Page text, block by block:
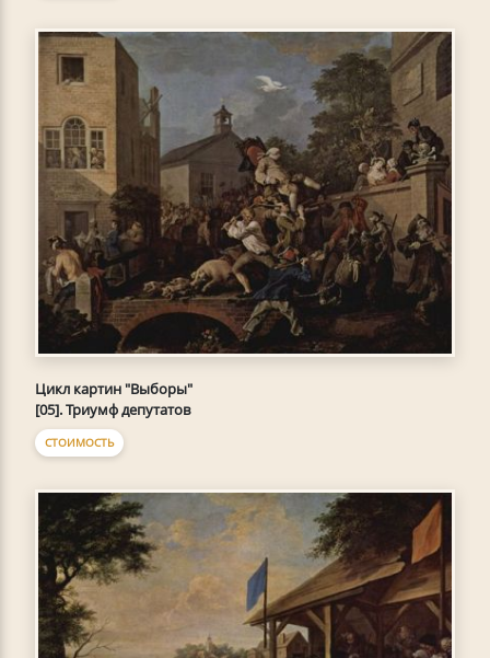
Цикл картин "Выборы"
[05]. Триумф депутатов
СТОИМОСТЬ